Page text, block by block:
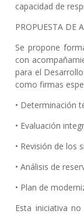
capacidad de
PROPUESTA DE
Se propone
con
para el
como firmas
• Determinación
• Evaluación
• Revisión de los
• Análisis de
• Plan de
Esta iniciativa